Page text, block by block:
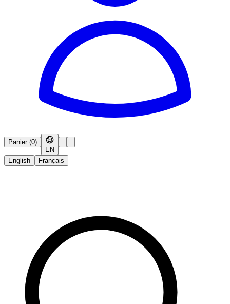
Panier(0)
EN
English
Français